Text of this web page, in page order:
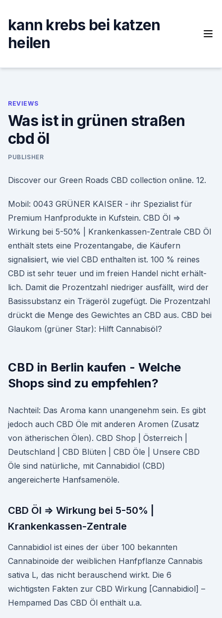
content
kann krebs bei katzen
heilen
REVIEWS
Was ist in grünen straßen
cbd öl
PUBLISHER
Discover our Green Roads CBD collection online. 12.
Mobil: 0043 GRÜNER KAISER - ihr Spezialist für
Premium Hanfprodukte in Kufstein. CBD Öl ⇒
Wirkung bei 5-50% | Krankenkassen-Zentrale CBD Öl
enthält stets eine Prozentangabe, die Käufern
signalisiert, wie viel CBD enthalten ist. 100 % reines
CBD ist sehr teuer und im freien Handel nicht erhält­
lich. Damit die Prozentzahl niedriger ausfällt, wird der
Basissubstanz ein Trägeröl zugefügt. Die Prozentzahl
drückt die Menge des Gewichtes an CBD aus. CBD bei
Glaukom (grüner Star): Hilft Cannabisöl?
CBD in Berlin kaufen - Welche
Shops sind zu empfehlen?
Nachteil: Das Aroma kann unangenehm sein. Es gibt
jedoch auch CBD Öle mit anderen Aromen (Zusatz
von ätherischen Ölen). CBD Shop | Österreich |
Deutschland | CBD Blüten | CBD Öle | Unsere CBD
Öle sind natürliche, mit Cannabidiol (CBD)
angereicherte Hanfsamenöle.
CBD Öl ⇒ Wirkung bei 5-50% |
Krankenkassen-Zentrale
Cannabidiol ist eines der über 100 bekannten
Cannabinoide der weiblichen Hanfpflanze Cannabis
sativa L, das nicht berauschend wirkt. Die 6
wichtigsten Fakten zur CBD Wirkung [Cannabidiol] –
Hempamed Das CBD Öl enthält u.a.